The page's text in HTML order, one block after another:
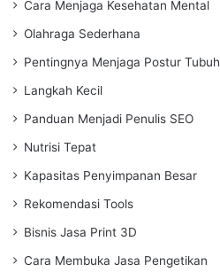
Cara Menjaga Kesehatan Mental
Olahraga Sederhana
Pentingnya Menjaga Postur Tubuh
Langkah Kecil
Panduan Menjadi Penulis SEO
Nutrisi Tepat
Kapasitas Penyimpanan Besar
Rekomendasi Tools
Bisnis Jasa Print 3D
Cara Membuka Jasa Pengetikan